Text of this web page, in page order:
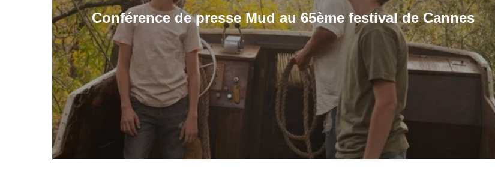
Conférence de presse Mud au 65ème festival de Cannes